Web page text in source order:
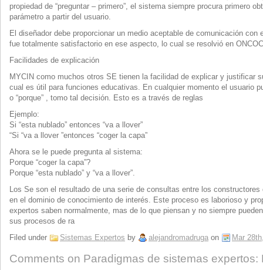
propiedad de “preguntar – primero”, el sistema siempre procura primero
parámetro a partir del usuario.
El diseñador debe proporcionar un medio aceptable de comunicación con
fue totalmente satisfactorio en ese aspecto, lo cual se resolvió en
Facilidades de explicación
MYCIN como muchos otros SE tienen la facilidad de explicar y justificar
cual es útil para funciones educativas. En cualquier momento el usuario
o “porque” , tomo tal decisión. Esto es a través de reglas
Ejemplo:
Si “esta nublado” entonces “va a llover”
“Si “va a llover ”entonces “coger la capa”
Ahora se le puede pregunta al sistema:
Porque “coger la capa”?
Porque “esta nublado” y “va a llover”.
Los Se son el resultado de una serie de consultas entre los
en el dominio de conocimiento de interés. Este proceso es laborioso y
expertos saben normalmente, mas de lo que piensan y no siempre
sus procesos de ra
Filed under
Sistemas Expertos by alejandromadruga on Mar
Comments on Paradigmas de sistemas